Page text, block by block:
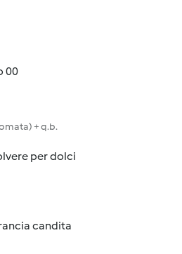
00
+ q.b.
per dolci
candita